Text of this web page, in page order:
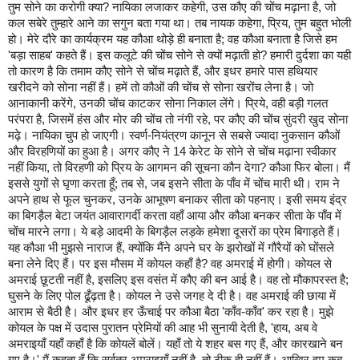
तुम सोने का करोगी क्या?नायिका लजाकर कहेगी,उस कौए की चोंच मढ़ाना है,जो
कल सबेरे तुम्हारे आने का सगुन बता गया था। तब नायक कहेगा,प्रिय,तुम बहुत भोली
हो। मेरे दौरे का कार्यक्रम यह कौआ थोड़े ही बनाता है;वह कौआ बनाता है जिसे हम
'बड़ा साहब'कहते हैं। इस कलूटे की चोंच सोने से क्यों मढ़ाती हो?हमारी दुर्दशा का यही
तो कारण है कि तमाम कौए सोने से चोंच मढ़ाते हैं, और इधर हमारे पास हथियार
खरीदने को सोना नहीं हैं। हमें तो कौओं की चोंच से सोना खरोंच लेना है। जो
आनाकानी करेंगे,उनकी चोंच काटकर सोना निकाल लेंगे। प्रिये,वही बड़ी गलत
परंपरा है,जिसमें हंस और मोर की चोंच तो नंगी रहे,पर कौए की चोंच सुंदरी खुद सोना
मढ़े। नायिका चुप हो जाएगी। स्वर्ण-नियंत्रण कानून से सबसे ज्यादा नुकसान कौओं
और विरहणियों का हुआ है। अगर कौए ने 14 केरेट के सोने से चोंच मढ़ाना स्वीकार
नहीं किया,तो विरहणी को प्रिय के आगमन की सूचना कौन देगा?कौआ फिर बोला। मैं
इससे युगों से घृणा करता हूँ;तब से,जब इसने सीता के पाँव में चोंच मारी थी। राम ने
अपने हाथ से फूल चुनकर,उनके आभूषण बनाकर सीता को पहनाए। इसी समय इंद्र
का बिगड़ैल बेटा जयंत आवारागर्दी करता वहाँ आया और कौआ बनकर सीता के पाँव में
चोंच मारने लगा। ये बड़े आदमी के बिगड़ैल लड़के हमेशा दूसरों का प्रेम बिगाड़ते हैं।
यह कौआ भी मुझसे नाराज हैं,क्योंकि मैंने अपने घर के झरोखों में गौरैयों को घोंसले
बना लेने दिए हैं। पर इस मौसम में कोयल कहाँ है?वह अमराई में होगी। कोयल से
अमराई छूटती नहीं है,इसलिए इस वसंत में कौए की बन आई है। वह तो मौकापरस्त है;
घुसने के लिए पोल ढूँढ़ता है। कोयल ने उसे जगह दे दी है। वह अमराई की छाया में
आराम से बैठी है। और इधर हर ऊँचाई पर कौआ बैठा 'काँव-काँव'कर रहा है। मुझे
कोयल के पक्ष में उदास पुरातन प्रेमियों की आह भी सुनायी देती है, 'हाय, अब वे
अमराइयाँ यहाँ कहाँ है कि कोयलें बोलें। यहाँ तो ये शहर बस गए हैं, और कारखाने बन